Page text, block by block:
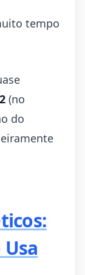
tempo
(no
do